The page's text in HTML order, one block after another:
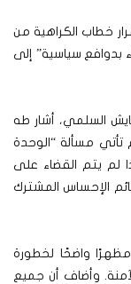
خطاب الكراهية من
بدوافع سياسية” إلى
السلمي، أشار طه
تأتي مسألة “الوحدة
لم يتم القضاء على
الإحساس المشترك
واضحًا لخطورة
وأضاف أن جميع